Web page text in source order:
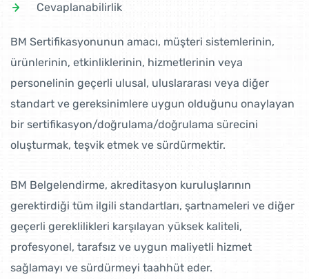
Cevaplanabilirlik
BM Sertifikasyonunun amacı, müşteri sistemlerinin,
ürünlerinin, etkinliklerinin, hizmetlerinin veya
personelinin geçerli ulusal, uluslararası veya diğer
standart ve gereksinimlere uygun olduğunu onaylayan
bir sertifikasyon/doğrulama/doğrulama sürecini
oluşturmak, teşvik etmek ve sürdürmektir.
BM Belgelendirme, akreditasyon kuruluşlarının
gerektirdiği tüm ilgili standartları, şartnameleri ve diğer
geçerli gereklilikleri karşılayan yüksek kaliteli,
profesyonel, tarafsız ve uygun maliyetli hizmet
sağlamayı ve sürdürmeyi taahhüt eder.